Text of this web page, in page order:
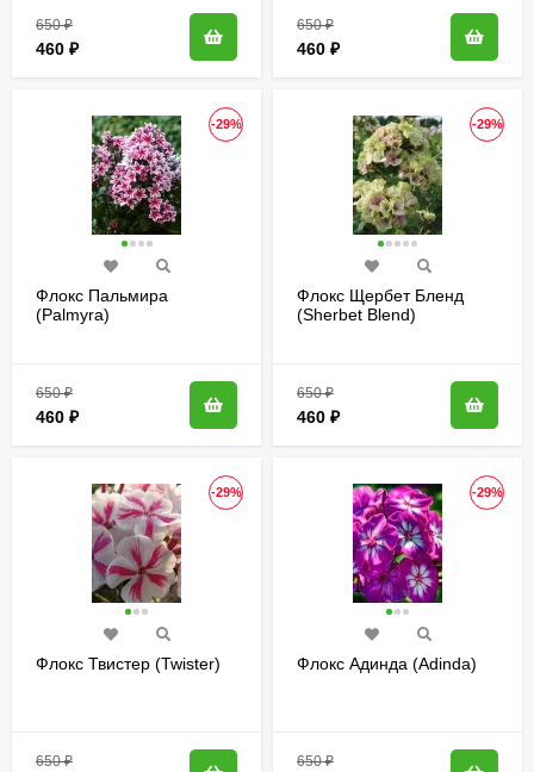
650₽
460 ₽
650₽
460 ₽
-29%
Флокс Пальмира
(Palmyra)
650₽
460 ₽
-29%
Флокс Щербет Бленд
(Sherbet Blend)
650₽
460 ₽
-29%
Флокс Твистер (Twister)
650₽
-29%
Флокс Адинда (Adinda)
650₽